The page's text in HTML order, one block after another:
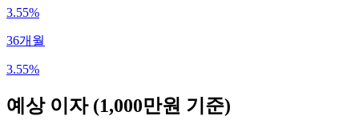
3.55%
36개월
3.55%
예상 이자 (1,000만원 기준)